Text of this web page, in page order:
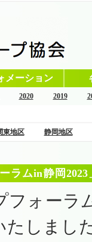
メーション
2020 2019
東地区 静岡地区
ラムin静岡
フォーラ
たしまし